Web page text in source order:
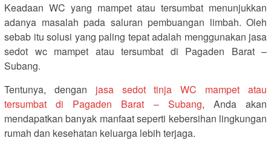
Keadaan WC yang mampet atau tersumbat menunjukkan
adanya masalah pada saluran pembuangan limbah. Oleh
sebab itu solusi yang paling tepat adalah menggunakan jasa
sedot wc mampet atau tersumbat di Pagaden Barat –
Subang.
Tentunya, dengan jasa sedot tinja WC mampet atau
tersumbat di Pagaden Barat – Subang, Anda akan
mendapatkan banyak manfaat seperti kebersihan lingkungan
rumah dan kesehatan keluarga lebih terjaga.